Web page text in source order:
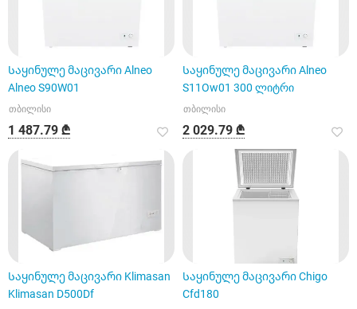
Საყინულე მაცივარი Alneo
Alneo S90W01
თბილისი
1 487.79 ₾
Საყინულე მაცივარი Alneo
S11Ow01 300 ლიტრი
თბილისი
2 029.79 ₾
Საყინულე მაცივარი Klimasan
Klimasan D500Df
Საყინულე მაცივარი Chigo
Cfd180